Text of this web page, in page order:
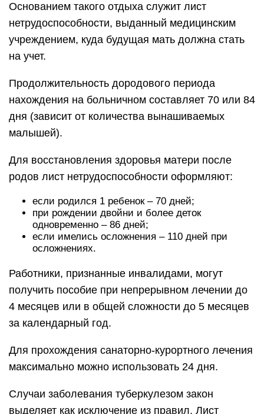
Основанием такого отдыха служит лист
нетрудоспособности, выданный медицинским
учреждением, куда будущая мать должна стать
на учет.
Продолжительность дородового периода
нахождения на больничном составляет 70 или 84
дня (зависит от количества вынашиваемых
малышей).
Для восстановления здоровья матери после
родов лист нетрудоспособности оформляют:
если родился 1 ребенок – 70 дней;
при рождении двойни и более деток
одновременно – 86 дней;
если имелись осложнения – 110 дней при
осложнениях.
Работники, признанные инвалидами, могут
получить пособие при непрерывном лечении до
4 месяцев или в общей сложности до 5 месяцев
за календарный год.
Для прохождения санаторно-курортного лечения
максимально можно использовать 24 дня.
Случаи заболевания туберкулезом закон
выделяет как исключение из правил. Лист